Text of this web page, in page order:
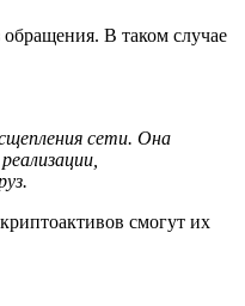
В таком случае
сети. Она
смогут их